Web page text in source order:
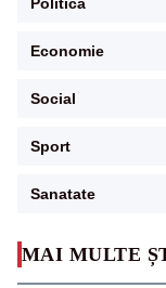
MAI MULTE
Economie
Social
Sport
Sanatate